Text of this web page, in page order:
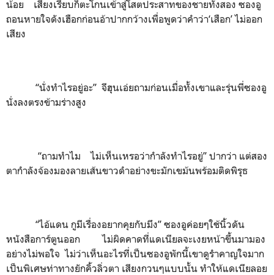
น้อย เสียงเรียบก็ตะโกนเข้าสู่โสตประสาทของชายทั้งสอง ซองอู
ถอนหายใจดังเฮือกก่อนอ้าปากกว้างเพื่อพูดว่าคำว่า‘เสือก’ ไม่ออก
เสียง
“นั่งทำไรอยู่อะ” จีฮุนเอ่ยถามก่อนเมื่อทั้งเขาและรุ่นพี่ซองอู
นั่งลงตรงข้ามร่างสูง
“ถามทำไม ไม่เห็นเหรอว่ากำลังทำไรอยู่” ปากว่า แต่สอง
ตากำลังจ้องมองลายเส้นขาวดำอย่างขะมักเขม้นพร้อมติดพิรุธ
“ไอ้แดน กูมีเรื่องอยากคุยกับมึง” ซองอูค่อยๆใช้นิ้วดัน
หนังสือการ์ตูนออก ไม่ผิดคาดที่แดเนียลจะเงยหน้าขึ้นมามอง
อย่างไม่พอใจ ไม่ว่าเห็นอะไรที่เป็นซองอูพักนี้เขาดูรำคาญใจมาก
เป็นพิเศษท่าทางยักคิ้วลิ่วตา เสียงกวนๆแบบนั้น ทำให้แดเนียลอย